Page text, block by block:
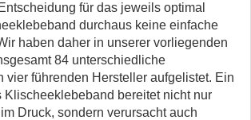
für das jeweils opti­mal
durchaus keine einfache
haben daher in unserer vorliegenden
84 unterschiedliche
vier führenden Hersteller aufgelistet. Ein
Klischeeklebeband bereitet nicht nur
Druck, son­dern verursacht auch